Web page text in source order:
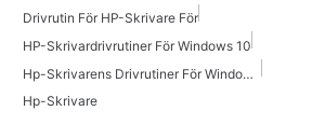
Drivrutin För HP-Skrivare För
HP-Skrivardrivrutiner För Windows 10
Hp-Skrivarens Drivrutiner För Windows 7
Hp-Skrivare